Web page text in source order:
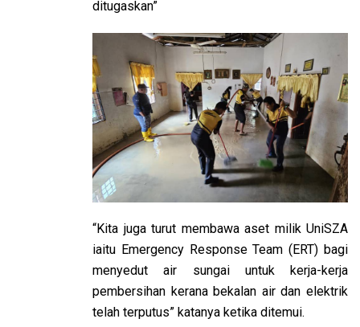
ditugaskan”
“Kita juga turut membawa aset milik UniSZA
iaitu Emergency Response Team (ERT) bagi
menyedut air sungai untuk kerja-kerja
pembersihan kerana bekalan air dan elektrik
telah terputus” katanya ketika ditemui.